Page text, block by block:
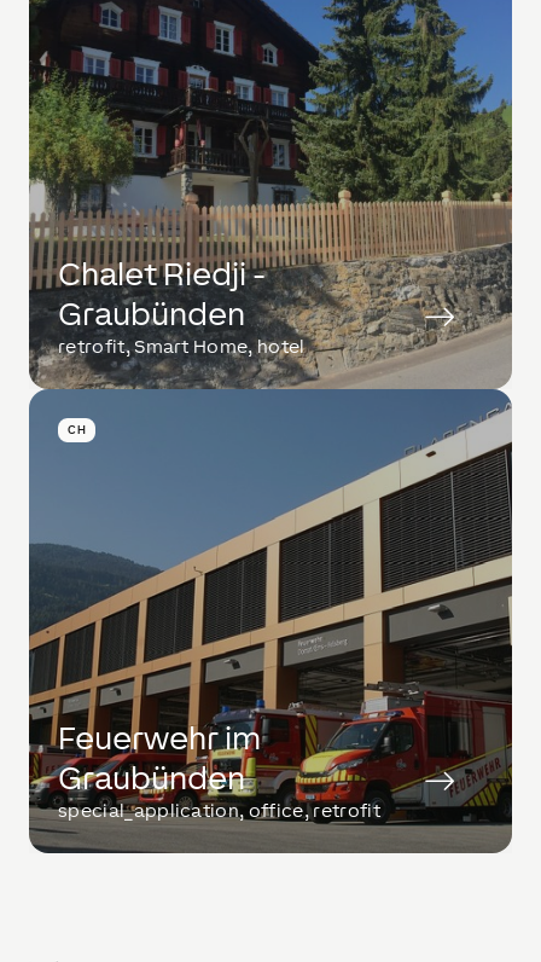
Chalet Riedji -
Graubünden
retrofit, Smart Home, hotel
CH
Feuerwehr im
Graubünden
special_application, office, retrofit